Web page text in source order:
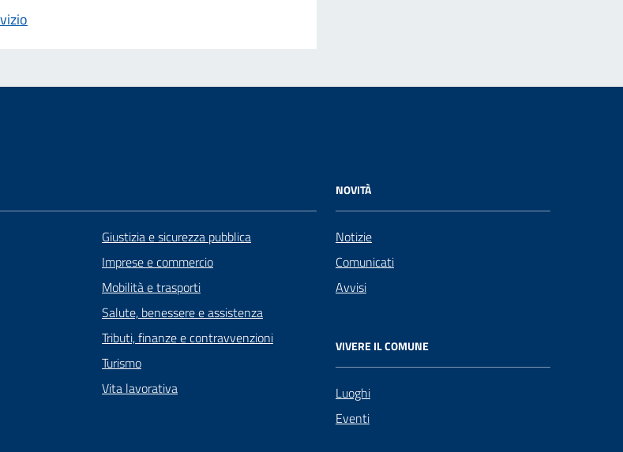
Giustizia e sicurezza pubblica
Imprese e commercio
Mobilità e trasporti
Salute, benessere e assistenza
Tributi, finanze e contravvenzioni
Turismo
Vita lavorativa
NOVITÀ
Notizie
Comunicati
Avvisi
VIVERE IL COMUNE
Luoghi
Eventi